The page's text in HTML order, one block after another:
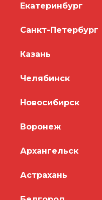
Екатеринбург
Санкт-Петербург
Казань
Челябинск
Новосибирск
Воронеж
Архангельск
Астрахань